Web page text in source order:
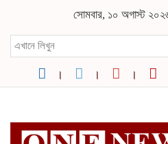
সোমবার, ১০ অগাস্ট